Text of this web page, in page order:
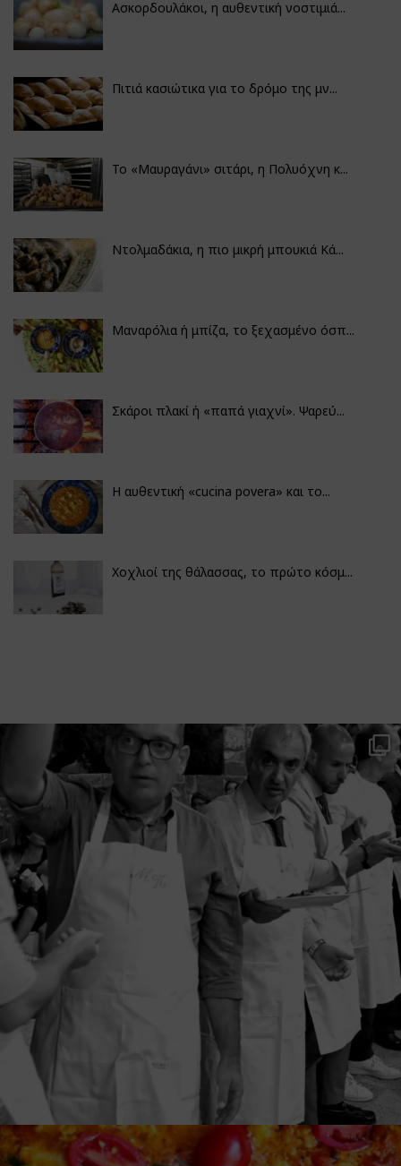
Ασκορδουλάκοι, η αυθεντική νοστιμιά...
Πιτιά κασιώτικα για το δρόμο της μν...
Το «Μαυραγάνι» σιτάρι, η Πολυόχνη κ...
Ντολμαδάκια, η πιο μικρή μπουκιά Κά...
Μαναρόλια ή μπίζα, το ξεχασμένο όσπ...
Σκάροι πλακί ή «παπά γιαχνί». Ψαρεύ...
Η αυθεντική «cucina povera» και το...
Χοχλιοί της θάλασσας, το πρώτο κόσμ...